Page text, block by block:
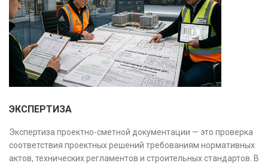
заключение, имеющее юридическую силу.
ЭКСПЕРТИЗА
Экспертиза проектно-сметной документации — это проверка
соответствия проектных решений требованиям нормативных
актов, технических регламентов и строительных стандартов. В